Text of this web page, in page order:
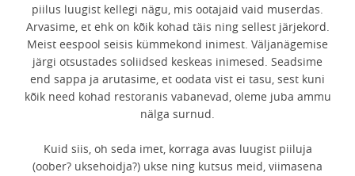
piilus luugist kellegi nägu, mis ootajaid vaid muserdas.
Arvasime, et ehk on kõik kohad täis ning sellest järjekord.
Meist eespool seisis kümmekond inimest. Väljanägemise
järgi otsustades soliidsed keskeas inimesed. Seadsime
end sappa ja arutasime, et oodata vist ei tasu, sest kuni
kõik need kohad restoranis vabanevad, oleme juba ammu
nälga surnud.
Kuid siis, oh seda imet, korraga avas luugist piiluja
(oober? uksehoidja?) ukse ning kutsus meid, viimasena